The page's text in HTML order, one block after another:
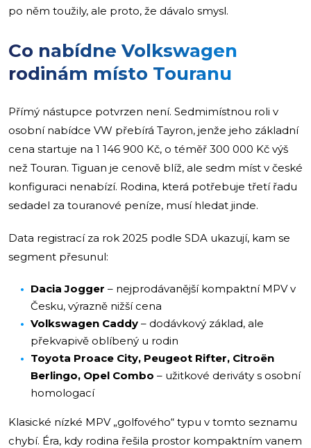
po něm toužily, ale proto, že dávalo smysl.
Co nabídne Volkswagen
rodinám místo Touranu
Přímý nástupce potvrzen není. Sedmimístnou roli v
osobní nabídce VW přebírá Tayron, jenže jeho základní
cena startuje na 1 146 900 Kč, o téměř 300 000 Kč výš
než Touran. Tiguan je cenově blíž, ale sedm míst v české
konfiguraci nenabízí. Rodina, která potřebuje třetí řadu
sedadel za touranové peníze, musí hledat jinde.
Data registrací za rok 2025 podle SDA ukazují, kam se
segment přesunul:
Dacia Jogger – nejprodávanější kompaktní MPV v
Česku, výrazně nižší cena
Volkswagen Caddy – dodávkový základ, ale
překvapivě oblíbený u rodin
Toyota Proace City, Peugeot Rifter, Citroën
Berlingo, Opel Combo – užitkové deriváty s osobní
homologací
Klasické nízké MPV „golfového“ typu v tomto seznamu
chybí. Éra, kdy rodina řešila prostor kompaktním vanem